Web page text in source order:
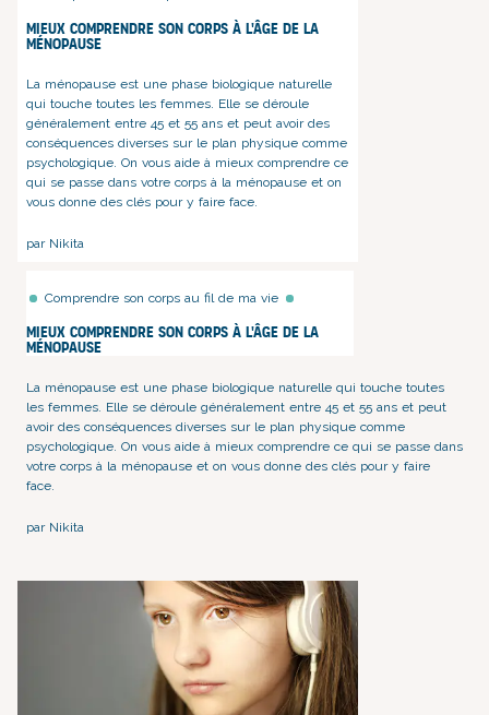
Mieux comprendre son corps à l'âge de la
ménopause
La ménopause est une phase biologique naturelle
qui touche toutes les femmes. Elle se déroule
généralement entre 45 et 55 ans et peut avoir des
conséquences diverses sur le plan physique comme
psychologique. On vous aide à mieux comprendre ce
qui se passe dans votre corps à la ménopause et on
vous donne des clés pour y faire face.
par Nikita
Comprendre son corps au fil de ma vie
Mieux comprendre son corps à l'âge de la
ménopause
La ménopause est une phase biologique naturelle qui touche toutes
les femmes. Elle se déroule généralement entre 45 et 55 ans et peut
avoir des conséquences diverses sur le plan physique comme
psychologique. On vous aide à mieux comprendre ce qui se passe dans
votre corps à la ménopause et on vous donne des clés pour y faire
face.
par Nikita